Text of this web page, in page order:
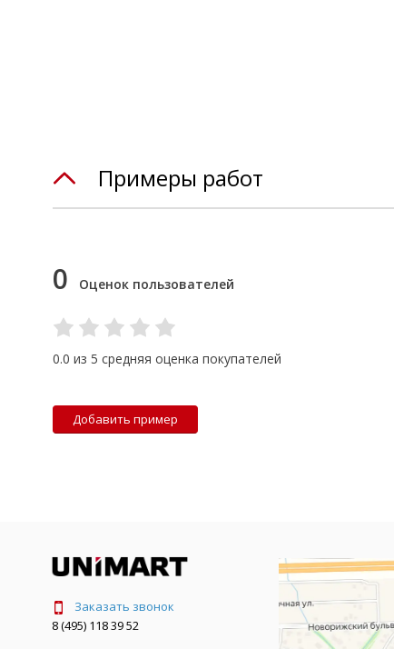
Примеры работ
0 Оценок пользователей
0.0 из 5 средняя оценка покупателей
Добавить пример
Заказать звонок
8 (495) 118 39 52